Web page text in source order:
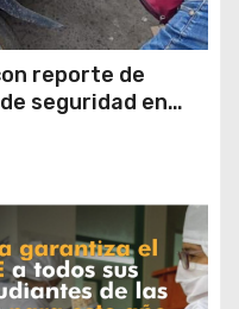
reporte de
seguridad en